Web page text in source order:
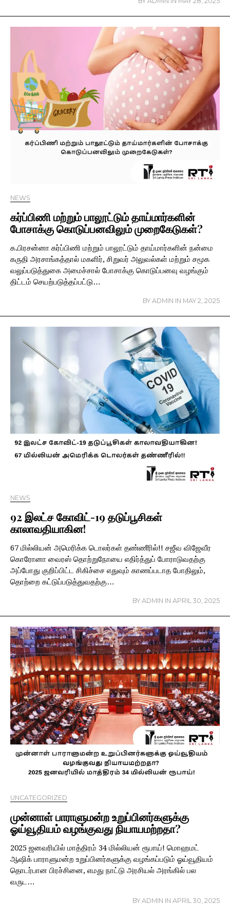
NEWS
கர்ப்பிணி மற்றும் பாலூட்டும் தாய்மார்களின்
போசாக்கு கொடுப்பனவிலும் முறைகேடுகள்?
க.பிரசன்னா கர்ப்பிணி மற்றும் பாலூட்டும் தாய்மார்களின் நன்மை
கருதி அரசாங்கத்தால் மகளிர், சிறுவர் அலுவல்கள் மற்றும் சமூக
வலுப்படுத்துகை அமைச்சால் போசாக்கு கொடுப்பனவு வழங்கும்
திட்டம் செயற்படுத்தப்பட்டு…
BY ADMIN IN MAY 2, 2025
NEWS
92 இலட்ச கோவிட்-19 தடுப்பூசிகள்
காலாவதியாகின!
67 மில்லியன் அமெரிக்க டொலர்கள் தண்ணீரில்!! சஜீவ விஜேவீர
கொரோனா வைரஸ் தொற்றுநோயை எதிர்த்துப் போராடுவதற்கு
அப்போது குறிப்பிட்ட சிகிச்சை எதுவும் காணப்படாத போதிலும்,
தொற்றை கட்டுப்படுத்துவதற்கு…
BY ADMIN IN APRIL 30, 2025
UNCATEGORIZED
முன்னாள் பாராளுமன்ற உறுப்பினர்களுக்கு
ஓய்வூதியம் வழங்குவது நியாயமற்றதா?
2025 ஜனவரியில் மாத்திரம் 34 மில்லியன் ரூபாய்! மொஹமட்
ஆஷிக் பாராளுமன்ற உறுப்பினர்களுக்கு வழங்கப்படும் ஓய்வூதியம்
தொடர்பான பிரச்சினை, எமது நாட்டு அரசியல் அரங்கில் பல
வருட…
BY ADMIN IN APRIL 30, 2025